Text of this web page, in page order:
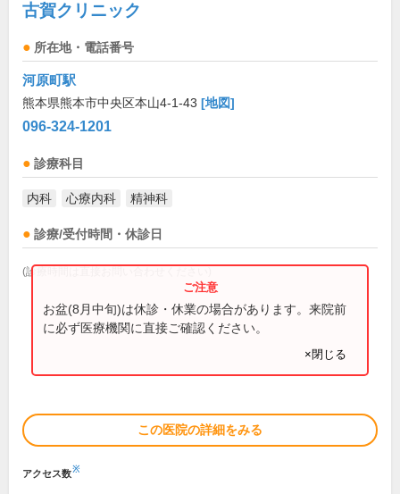
古賀クリニック
所在地・電話番号
河原町駅
熊本県熊本市中央区本山4-1-43 [地図]
096-324-1201
診療科目
内科 心療内科 精神科
診療/受付時間・休診日
(診療時間は直接お問い合わせください)
お盆(8月中旬)は休診・休業の場合があります。来院前
に必ず医療機関に直接ご確認ください。
×閉じる
この医院の詳細をみる
アクセス数※